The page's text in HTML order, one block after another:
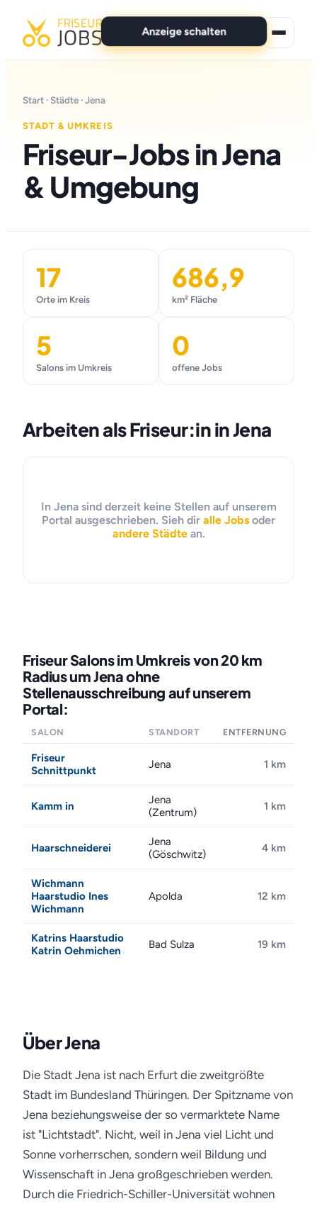
Anzeige schalten
Für Bewerber
Marken
Start · Städte · Jena
STADT & UMKREIS
Friseur-Jobs in Jena
& Umgebung
17
Orte im Kreis
686,9
km² Fläche
5
Salons im Umkreis
0
offene Jobs
Arbeiten als Friseur:in in Jena
In Jena sind derzeit keine Stellen auf unserem
Portal ausgeschrieben. Sieh dir alle Jobs oder
andere Städtean.
Friseur Salons im Umkreis von 20 km
Radius um Jena ohne
Stellenausschreibung auf unserem
Portal:
SALON STANDORT ENTFERNUNG
Friseur
Schnittpunkt
Jena 1 km
Kamm in
Jena
(Zentrum)
1 km
Haarschneiderei
Jena
(Göschwitz)
4 km
Wichmann
Haarstudio Ines
Wichmann
Apolda 12 km
Katrins Haarstudio
Katrin Oehmichen
Bad Sulza 19 km
Über Jena
Die Stadt Jena ist nach Erfurt die zweitgrößte
Stadt im Bundesland Thüringen. Der Spitzname von
Jena beziehungsweise der so vermarktete Name
ist "Lichtstadt". Nicht, weil in Jena viel Licht und
Sonne vorherrschen, sondern weil Bildung und
Wissenschaft in Jena großgeschrieben werden.
Durch die Friedrich-Schiller-Universität wohnen